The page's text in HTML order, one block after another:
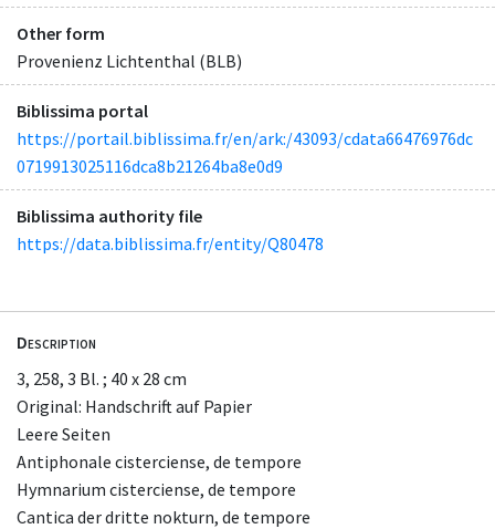
Other form
Provenienz Lichtenthal (BLB)
Biblissima portal
https://portail.biblissima.fr/en/ark:/43093/cdata66476976dc
0719913025116dca8b21264ba8e0d9
Biblissima authority file
https://data.biblissima.fr/entity/Q80478
Description
3, 258, 3 Bl. ; 40 x 28 cm
Original: Handschrift auf Papier
Leere Seiten
Antiphonale cisterciense, de tempore
Hymnarium cisterciense, de tempore
Cantica der dritte nokturn, de tempore